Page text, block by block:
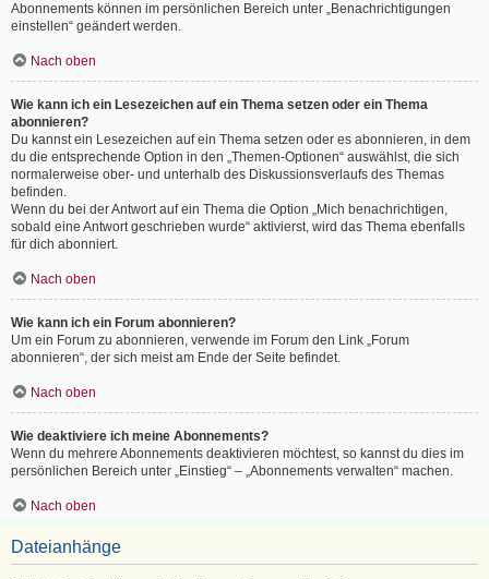
Abonnements können im persönlichen Bereich unter „Benachrichtigungen
einstellen“ geändert werden.
Nach oben
Wie kann ich ein Lesezeichen auf ein Thema setzen oder ein Thema
abonnieren?
Du kannst ein Lesezeichen auf ein Thema setzen oder es abonnieren, in dem
du die entsprechende Option in den „Themen-Optionen“ auswählst, die sich
normalerweise ober- und unterhalb des Diskussionsverlaufs des Themas
befinden.
Wenn du bei der Antwort auf ein Thema die Option „Mich benachrichtigen,
sobald eine Antwort geschrieben wurde“ aktivierst, wird das Thema ebenfalls
für dich abonniert.
Nach oben
Wie kann ich ein Forum abonnieren?
Um ein Forum zu abonnieren, verwende im Forum den Link „Forum
abonnieren“, der sich meist am Ende der Seite befindet.
Nach oben
Wie deaktiviere ich meine Abonnements?
Wenn du mehrere Abonnements deaktivieren möchtest, so kannst du dies im
persönlichen Bereich unter „Einstieg“ – „Abonnements verwalten“ machen.
Nach oben
Dateianhänge